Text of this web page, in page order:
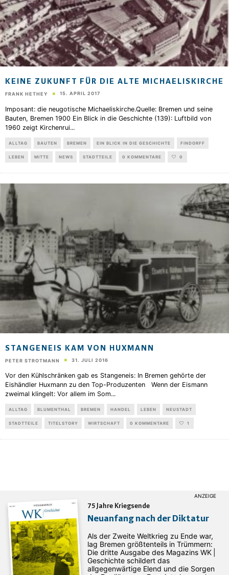
KEINE ZUKUNFT FÜR DIE ALTE MICHAELISKIRCHE
FRANK HETHEY 15. APRIL 2017
Imposant: die neugotische Michaeliskirche.Quelle: Bremen und seine
Bauten, Bremen 1900 Ein Blick in die Geschichte (139): Luftbild von
1960 zeigt Kirchenrui...
ALLTAG BAUTEN BREMEN EIN BLICK IN DIE GESCHICHTE FINDORFF
LEBEN MITTE NEWS STADTTEILE 0 KOMMENTARE 0
STANGENEIS KAM VON HUXMANN
PETER STROTMANN 31. JULI 2016
Vor den Kühlschränken gab es Stangeneis: In Bremen gehörte der
Eishändler Huxmann zu den Top-Produzenten Wenn der Eismann
zweimal klingelt: Vor allem im Som...
ALLTAG BLUMENTHAL BREMEN HANDEL LEBEN NEUSTADT
STADTTEILE TITELSTORY WIRTSCHAFT 0 KOMMENTARE 1
75 Jahre Kriegsende
Neuanfang nach der Diktatur
Als der Zweite Weltkrieg zu Ende war,
lag Bremen größtenteils in Trümmern:
Die dritte Ausgabe des ­Magazins WK |
Geschichte schildert das
allgegenwärtige Elend und die Sorgen